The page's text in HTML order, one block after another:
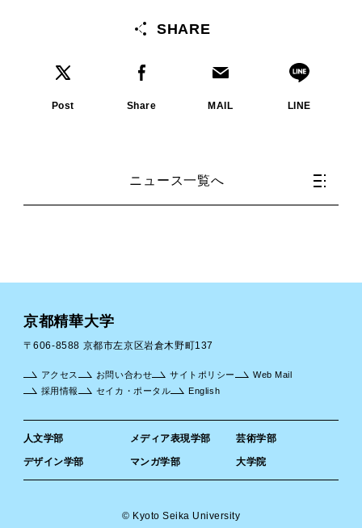
SHARE
Post Share MAIL LINE
ニュース一覧へ
京都精華大学
〒606-8588 京都市左京区岩倉木野町137
人文学部 メディア表現学部 芸術学部
デザイン学部 マンガ学部 大学院
アクセス お問い合わせ サイトポリシー
Web Mail
採用情報
セイカ・ポータル English
© Kyoto Seika University